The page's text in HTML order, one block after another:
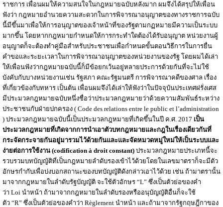
ราชการ เพื่อนผมให้ความสนใจในกฎหมายฉบับหลังมาก ผมจึงได้สรุปให้เพื่อน
ฟังว่า กฎหมายอำนวยความสะดวกในการพิจารณาอนุญาตของทางราชการฉบับ
นี้มีขึ้นมาเพื่อให้การอนุญาตของเจ้าหน้าที่ของรัฐตามกฏหมายมีความเป็นระบบ
มากขึ้น โดยหากกฎหมายกำหนดให้การกระทำใดต้องได้รับอนุญาต หน่วยงานผู้
อนุญาตก็จะต้องทำคู่มือสำหรับประชาชนเพื่อกำหนดขั้นตอนวิธีการในการยื่น
คำขอและระยะเวลาในการพิจารณาอนุญาตของหน่วยงานของรัฐ โดยผมได้เล่า
ให้เพื่อนฟังว่ากฎหมายฉบับนี้ก็มีข้อยกเว้นอยู่หลายประการด้วยกันที่จะไม่ใช้
บังคับกับบางหน่วยงานเช่น รัฐสภา คณะรัฐมนตรี การพิจารณาคดีของศาล เรื่อง
ที่เกี่ยวข้องกับทหาร เป็นต้น เพื่อนผมจึงได้เล่าให้ฟังว่าในปัจจุบันประเทศฝรั่งเศส
มีประมวลกฎหมายฉบับหนึ่งชื่อว่าประมวลกฎหมายว่าด้วยความสัมพันธ์ระหว่าง
ประชาชนกับฝ่ายปกครอง ( Code des relations entre le public et l’administration
) ประมวลกฎหมายฉบับนี้เป็นประมวลกฎหมายที่เกิดขึ้นในปี ค.ศ. 2017 เป็น
ประมวลกฎหมายที่เกิดจากการนำเอาตัวบทกฎหมายและกฎในเรื่องเดียวกันที่
กระจัดกระจายกันอยู่มารวมไว้ด้วยกันและและจัดหมวดหมู่ใหม่ให้เป็นระบบและ
ง่ายต่อการใช้งาน (codification à droit constant) ประมวลกฎหมายประเภทนี้จะ
รวบรวมบทบัญญัติที่เป็นกฎหมายลำดับรองเข้าไว้ด้วยโดยในเลขมาตราก็จะมีตัว
อักษรกำกับเพื่อบ่งบอกสถานะของบทบัญญัติดังกล่าวเอาไว้ด้วย เช่น ถ้ามาตรานั้น
มาจากกฎหมายในลำดับรัฐบัญญัติ จะใช้ตัวอักษร “L” ซึ่งเป็นตัวย่อของคำ
ว่า Loi นำหน้า ถ้ามาจากกฎหมายในลำดับรองหรืออนุบัญญัติอื่นก็จะใช้
ตัว “R” ซึ่งเป็นตัวย่อของคำว่า Règlement นำหน้า และถ้ามาจากรัฐกฤษฎีกาของ